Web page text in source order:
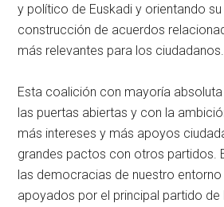
y político de Euskadi y orientando
construcción de acuerdos
más relevantes para los ciudadanos.
Esta coalición con mayoría
las puertas abiertas y con la
más intereses y más apoyos
grandes pactos con otros partidos.
las democracias de nuestro
apoyados por el principal partido